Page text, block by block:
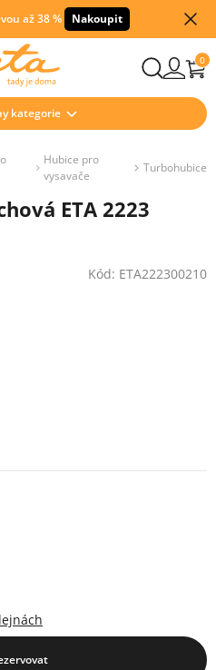
až 38 % Nakoupit
0
kategorie
Hubice pro
vysavače
Turbohubice
ETA 2223
Kód: ETA222300210